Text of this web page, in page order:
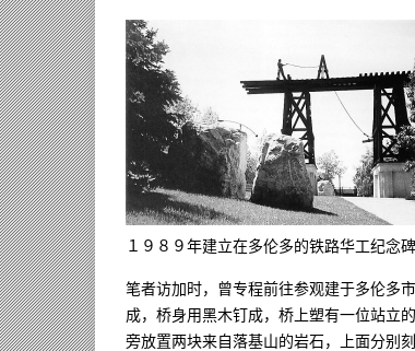
１９８９年建立在多伦多的铁路华工纪念
笔者访加时，曾专程前往参观建于多伦多
成，桥身用黑木钉成，桥上塑有一位站立
旁放置两块来自落基山的岩石，上面分别